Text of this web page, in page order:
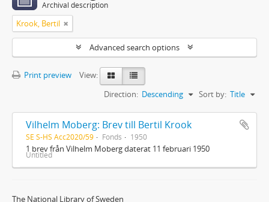
Archival description
Krook, Bertil
Advanced search options
Print preview
View:
Sort by: Title
Direction: Descending
Vilhelm Moberg: Brev till Bertil Krook
SE S-HS Acc2020/59 Fonds 1950
1 brev från Vilhelm Moberg daterat 11 februari 1950
Untitled
The National Library of Sweden